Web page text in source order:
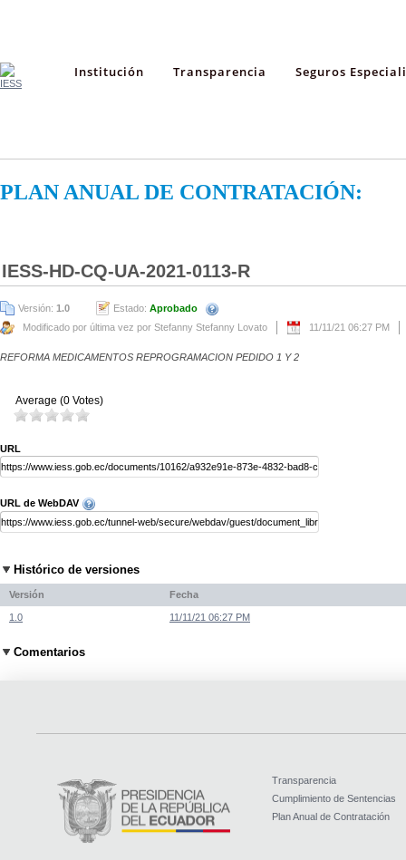
Institución Transparencia Seguros
PLAN ANUAL DE CONTRATACIÓN:
IESS-HD-CQ-UA-2021-0113-R
Versión: 1.0 Estado: Aprobado
Modificado por última vez por Stefanny Stefanny Lovato
11/11/21 06:27 PM
REFORMA MEDICAMENTOS REPROGRAMACION PEDIDO 1 Y 2
Average (0 Votes)
URL
URL de WebDAV
Histórico de versiones
Versión Fecha
1.0 11/11/21 06:27 PM
Comentarios
Transparencia
Cumplimiento de Sentencias
Plan Anual de Contratación